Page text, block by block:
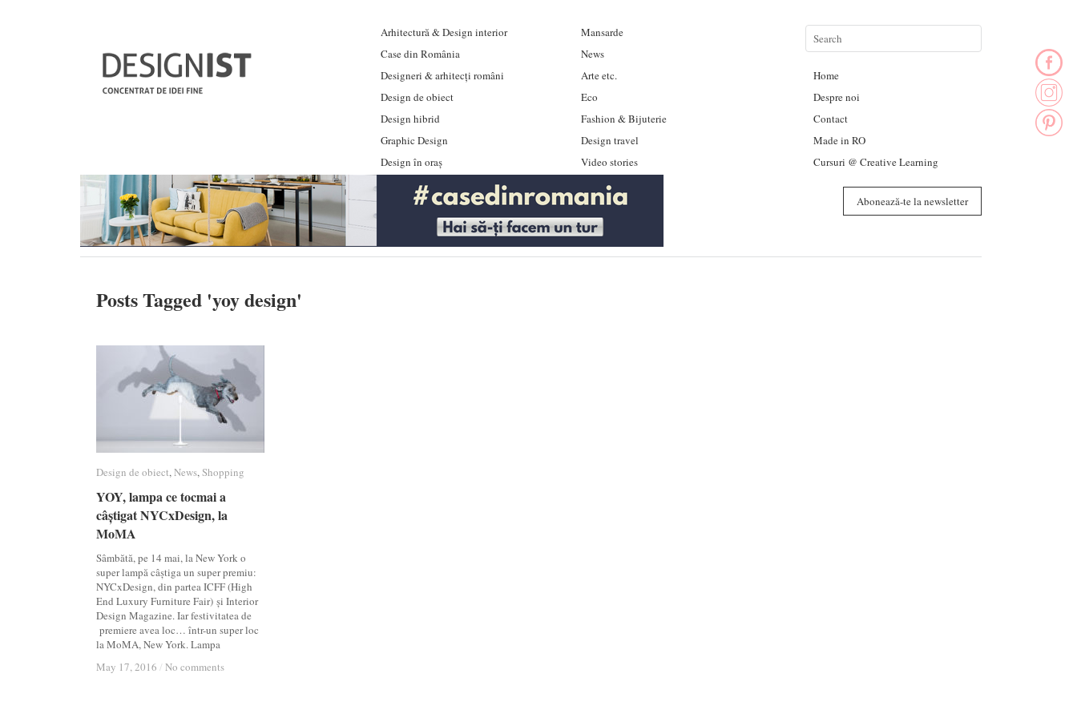
Arhitectură & Design interior
Case din România
Designeri & arhitecți români
Design de obiect
Design hibrid
Graphic Design
Design în oraș
Mansarde
News
Arte etc.
Eco
Fashion & Bijuterie
Design travel
Video stories
Home
Despre noi
Contact
Made in RO
Cursuri @ Creative Learning
Abonează-te la newsletter
Posts Tagged 'yoy design'
Design de obiect,News,Shopping
YOY, lampa ce tocmai a
câștigat NYCxDesign, la
MoMA
Sâmbătă, pe 14 mai, la New York o
super lampă câștiga un super premiu:
NYCxDesign, din partea ICFF (High
End Luxury Furniture Fair) și Interior
Design Magazine. Iar festivitatea de
premiere avea loc… într-un super loc
la MoMA, New York. Lampa
May 17, 2016 / No comments
Design de obiect News Shopping
YOY, lampa ce tocmai a
câștigat NYCxDesign, la
MoMA
May 17, 2016 / No comments